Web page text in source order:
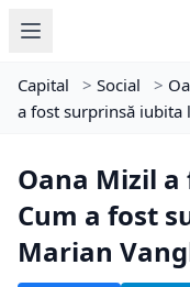
Capital > Social >
a fost surprinsă iubita
Oana Mizil
Cum a fost
Marian